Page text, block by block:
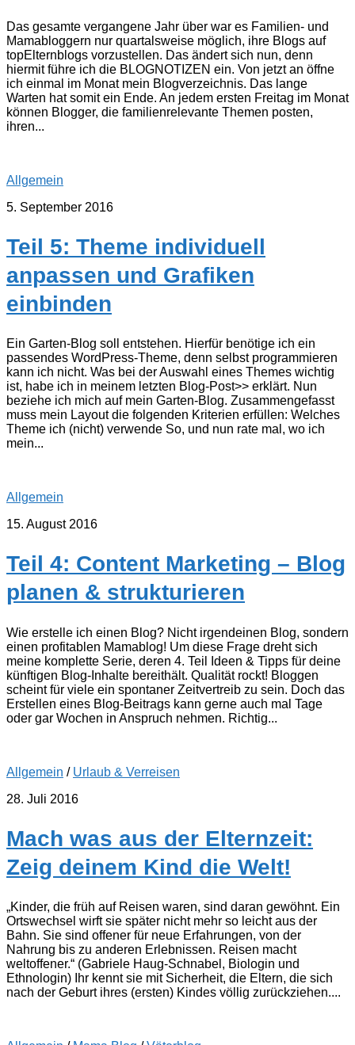
Das gesamte vergangene Jahr über war es Familien- und
Mamabloggern nur quartalsweise möglich, ihre Blogs auf
topElternblogs vorzustellen. Das ändert sich nun, denn
hiermit führe ich die BLOGNOTIZEN ein. Von jetzt an öffne
ich einmal im Monat mein Blogverzeichnis. Das lange
Warten hat somit ein Ende. An jedem ersten Freitag im Monat
können Blogger, die familienrelevante Themen posten,
ihren...
Allgemein
5. September 2016
Teil 5: Theme individuell
anpassen und Grafiken
einbinden
Ein Garten-Blog soll entstehen. Hierfür benötige ich ein
passendes WordPress-Theme, denn selbst programmieren
kann ich nicht. Was bei der Auswahl eines Themes wichtig
ist, habe ich in meinem letzten Blog-Post>> erklärt. Nun
beziehe ich mich auf mein Garten-Blog. Zusammengefasst
muss mein Layout die folgenden Kriterien erfüllen: Welches
Theme ich (nicht) verwende So, und nun rate mal, wo ich
mein...
Allgemein
15. August 2016
Teil 4: Content Marketing – Blog
planen & strukturieren
Wie erstelle ich einen Blog? Nicht irgendeinen Blog, sondern
einen profitablen Mamablog! Um diese Frage dreht sich
meine komplette Serie, deren 4. Teil Ideen & Tipps für deine
künftigen Blog-Inhalte bereithält. Qualität rockt! Bloggen
scheint für viele ein spontaner Zeitvertreib zu sein. Doch das
Erstellen eines Blog-Beitrags kann gerne auch mal Tage
oder gar Wochen in Anspruch nehmen. Richtig...
Allgemein / Urlaub & Verreisen
28. Juli 2016
Mach was aus der Elternzeit:
Zeig deinem Kind die Welt!
„Kinder, die früh auf Reisen waren, sind daran gewöhnt. Ein
Ortswechsel wirft sie später nicht mehr so leicht aus der
Bahn. Sie sind offener für neue Erfahrungen, von der
Nahrung bis zu anderen Erlebnissen. Reisen macht
weltoffener.“ (Gabriele Haug-Schnabel, Biologin und
Ethnologin) Ihr kennt sie mit Sicherheit, die Eltern, die sich
nach der Geburt ihres (ersten) Kindes völlig zurückziehen....